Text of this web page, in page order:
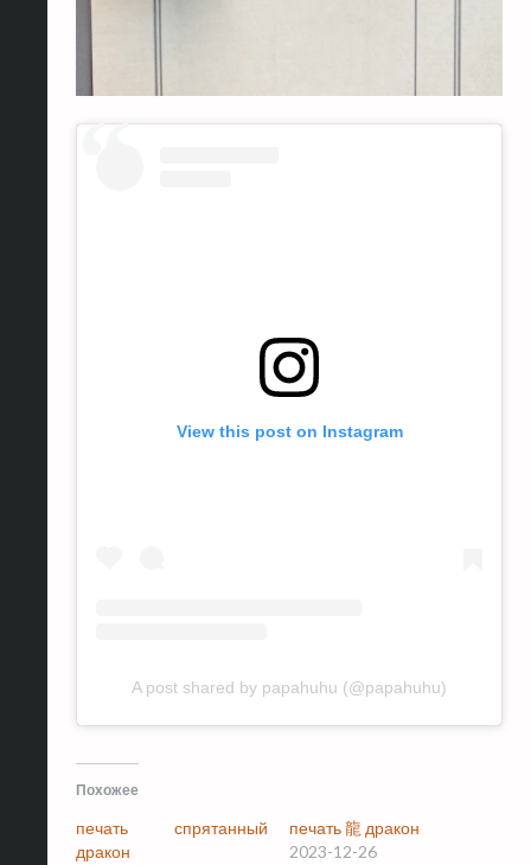
View this post on Instagram
A post shared by papahuhu (@papahuhu)
Похожее
печать спрятанный
дракон
печать 龍 дракон
2023-12-26